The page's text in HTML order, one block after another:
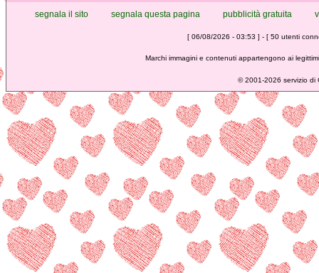
segnala il sito segnala questa pagina pubblicità gratuita
[ 06/08/2026 - 03:53 ] - [ 50 utenti
Marchi immagini e contenuti appartengono ai
©2001-2026 servizio di